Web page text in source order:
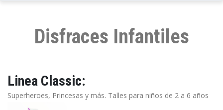
Disfraces Infantiles
Linea Classic:
Superheroes, Princesas y más. Talles para niños de 2 a 6 años